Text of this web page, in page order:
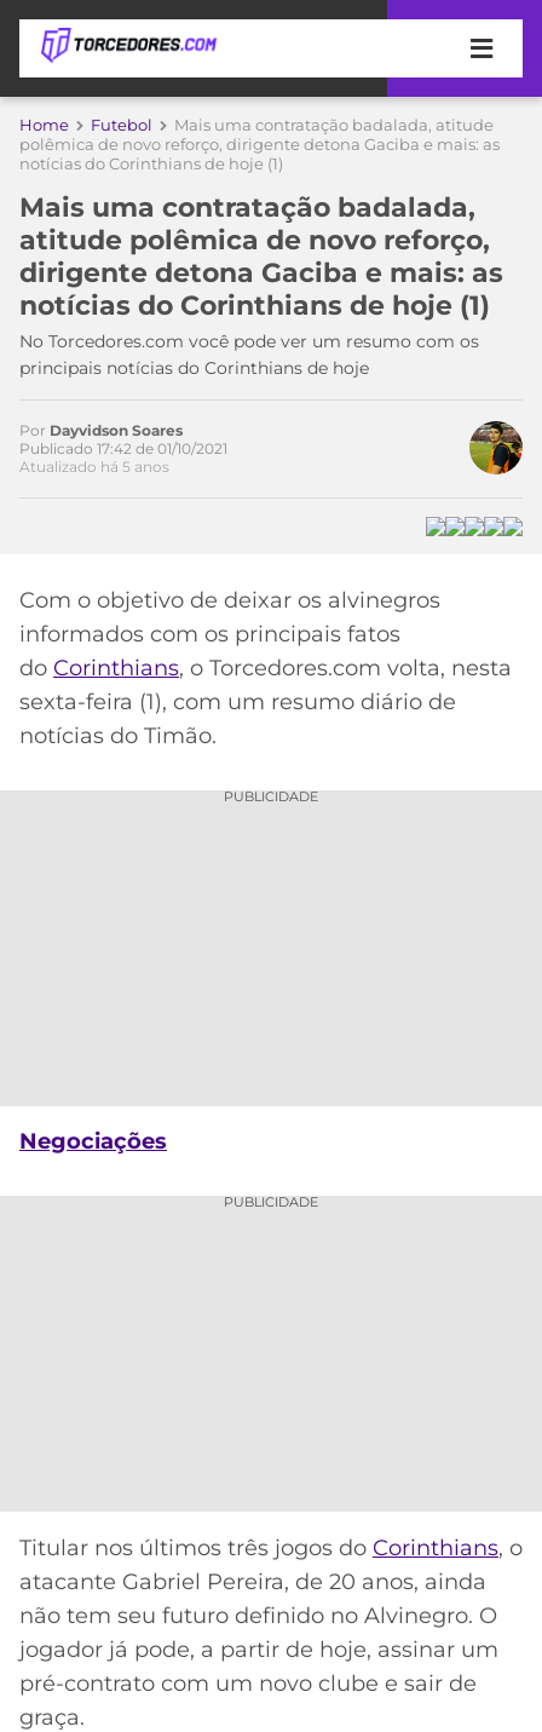
APOSTAS
DICAS
APOSTA
MELHORES
SITES
DE
APOSTAS
2026
CÓDIGO
DE
INDICAÇÃO
BET365
CÓDIGO
ONLINE
2026
ÚLTIMAS
COPA
DO
MUNDO
TIMES
MEU
TIME
SÃO
PAULO
SANTOS
GRÊMIO
CAMPEONATOS
LIBERTADORES
COPA
DO
BRASIL
PREMIER
LALIGA
DA
BOLA
PALPITES
Home Futebol
Mais uma contratação badalada, atitude
polêmica de novo reforço, dirigente detona Gaciba e mais: as
notícias do Corinthians de hoje (1)
Mais uma contratação badalada,
atitude polêmica de novo reforço,
dirigente detona Gaciba e mais: as
notícias do Corinthians de hoje (1)
No Torcedores.com você pode ver um resumo com os
principais notícias do Corinthians de hoje
Acesse o perfil do autor
no Twitter
Por Dayvidson Soares
Publicado 17:42 de 01/10/2021
Atualizado há 5 anos
Com o objetivo de deixar os alvinegros
informados com os principais fatos
do Corinthians, o Torcedores.com volta, nesta
sexta-feira (1), com um resumo diário de
notícias do Timão.
PUBLICIDADE
Negociações
PUBLICIDADE
Titular nos últimos três jogos do Corinthians, o
atacante Gabriel Pereira, de 20 anos, ainda
não tem seu futuro definido no Alvinegro. O
jogador já pode, a partir de hoje, assinar um
pré-contrato com um novo clube e sair de
graça.